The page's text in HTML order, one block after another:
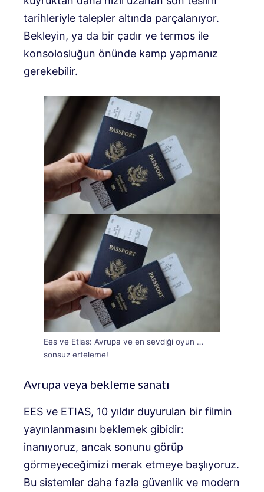
tarihleriyle talepler altında parçalanıyor.
Bekleyin, ya da bir çadır ve termos ile
konsolosluğun önünde kamp yapmanız
gerekebilir.
Ees ve Etias: Avrupa ve en sevdiği oyun …
sonsuz erteleme!
Avrupa veya bekleme sanatı
EES ve ETIAS, 10 yıldır duyurulan bir filmin
yayınlanmasını beklemek gibidir:
inanıyoruz, ancak sonunu görüp
görmeyeceğimizi merak etmeye başlıyoruz.
Bu sistemler daha fazla güvenlik ve modern